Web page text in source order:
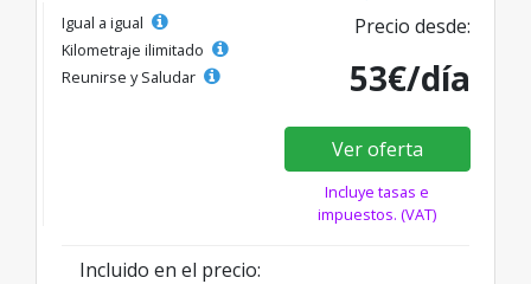
Igual a igual
Kilometraje ilimitado
Reunirse y Saludar
Precio desde:
53€/día
Ver oferta
Incluye tasas e
impuestos. (VAT)
Incluido en el precio: